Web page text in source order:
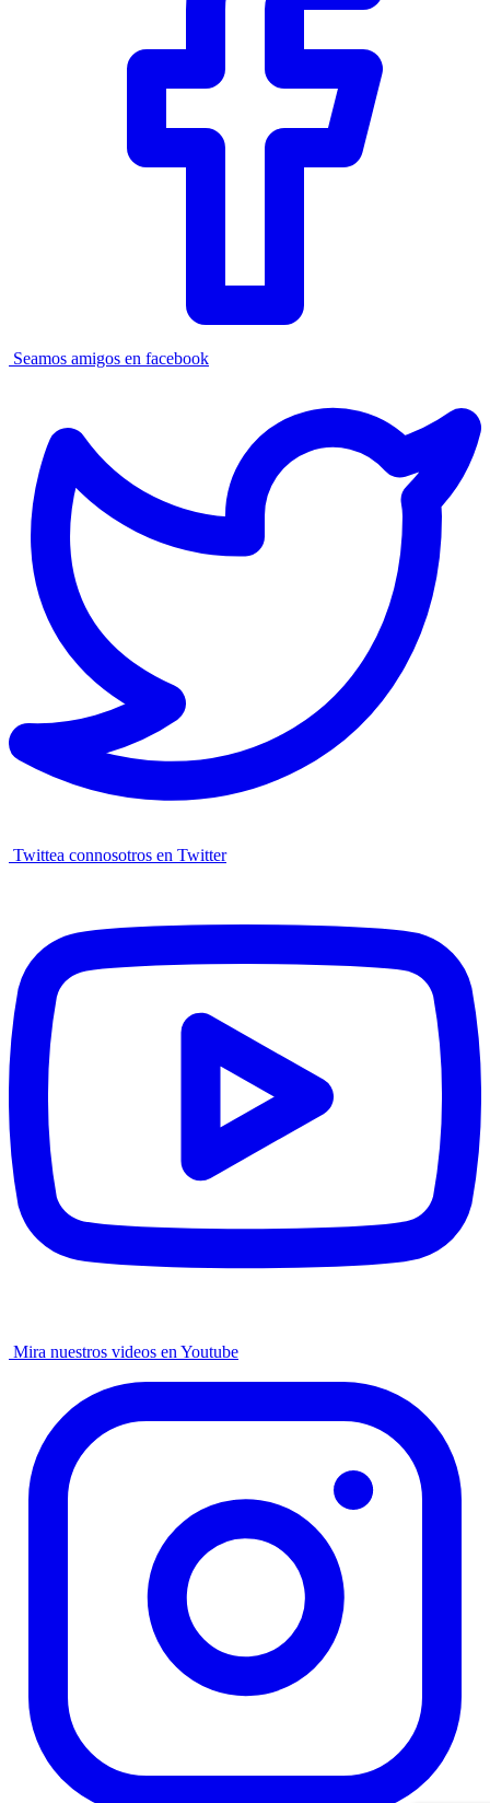
Seamos amigos en facebook
Twittea connosotros en Twitter
Mira nuestros videos en Youtube